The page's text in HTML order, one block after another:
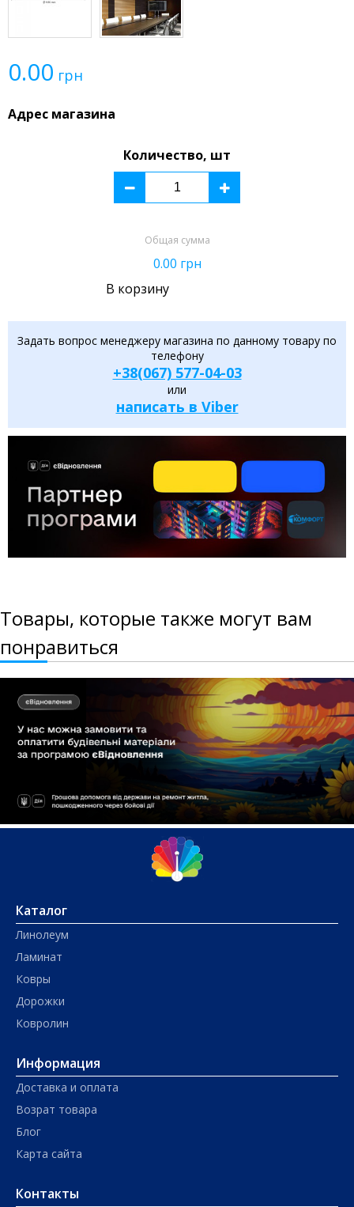
0.00 грн
Адрес магазина
Количество, шт
Общая сумма
0.00 грн
В корзину
Задать вопрос менеджеру магазина по данному товару по
телефону
+38(067) 577-04-03
или
написать в Viber
Товары, которые также могут вам
понравиться
Каталог
Линолеум
Ламинат
Ковры
Дорожки
Ковролин
Информация
Доставка и оплата
Возрат товара
Блог
Карта сайта
Контакты